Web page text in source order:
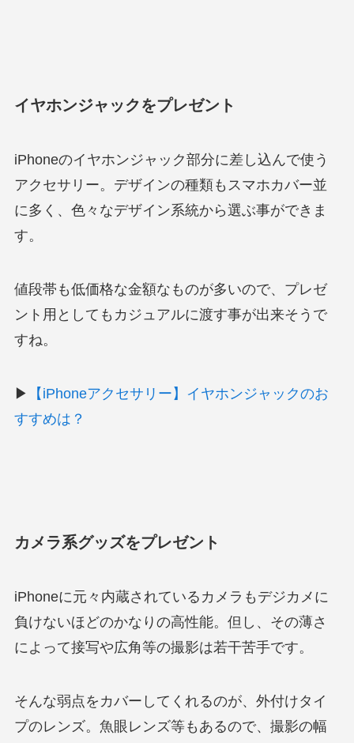
イヤホンジャックをプレゼント
iPhoneのイヤホンジャック部分に差し込んで使う
アクセサリー。デザインの種類もスマホカバー並
に多く、色々なデザイン系統から選ぶ事ができま
す。
値段帯も低価格な金額なものが多いので、プレゼ
ント用としてもカジュアルに渡す事が出来そうで
すね。
▶
【iPhoneアクセサリー】イヤホンジャックのお
すすめは？
カメラ系グッズをプレゼント
iPhoneに元々内蔵されているカメラもデジカメに
負けないほどのかなりの高性能。但し、その薄さ
によって接写や広角等の撮影は若干苦手です。
そんな弱点をカバーしてくれるのが、外付けタイ
プのレンズ。魚眼レンズ等もあるので、撮影の幅